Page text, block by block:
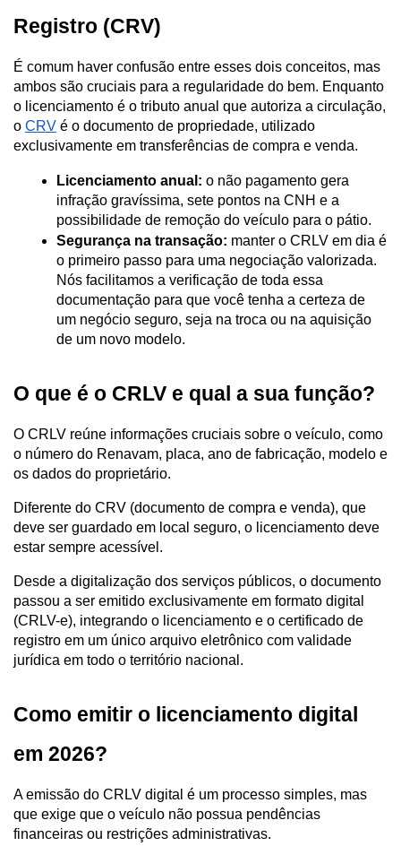
Registro (CRV)
É comum haver confusão entre esses dois conceitos, mas
ambos são cruciais para a regularidade do bem. Enquanto
o licenciamento é o tributo anual que autoriza a circulação,
o CRV é o documento de propriedade, utilizado
exclusivamente em transferências de compra e venda.
Licenciamento anual: o não pagamento gera
infração gravíssima, sete pontos na CNH e a
possibilidade de remoção do veículo para o pátio.
Segurança na transação: manter o CRLV em dia é
o primeiro passo para uma negociação valorizada.
Nós facilitamos a verificação de toda essa
documentação para que você tenha a certeza de
um negócio seguro, seja na troca ou na aquisição
de um novo modelo.
O que é o CRLV e qual a sua função?
O CRLV reúne informações cruciais sobre o veículo, como
o número do Renavam, placa, ano de fabricação, modelo e
os dados do proprietário.
Diferente do CRV (documento de compra e venda), que
deve ser guardado em local seguro, o licenciamento deve
estar sempre acessível.
Desde a digitalização dos serviços públicos, o documento
passou a ser emitido exclusivamente em formato digital
(CRLV-e), integrando o licenciamento e o certificado de
registro em um único arquivo eletrônico com validade
jurídica em todo o território nacional.
Como emitir o licenciamento digital
em 2026?
A emissão do CRLV digital é um processo simples, mas
que exige que o veículo não possua pendências
financeiras ou restrições administrativas.